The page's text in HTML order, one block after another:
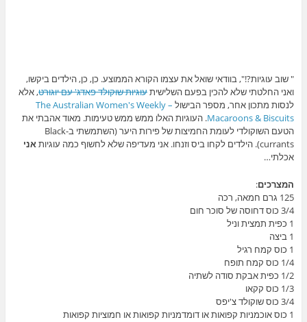
" שוב עוגיות?!", בוודאי שואל את עצמו הקורא הממוצע. כן, כן, הילדים ביקשו,
ואני החלטתי שלא להכין בפעם השלישיתעוגיות שוקולד פאדג' עם יוגורט, אלא
לנסות מתכון אחר, מספר הבישול The Australian Women's Weekly –
Macaroons & Biscuits. העוגיות האלו ממש ממש טעימות. מאוד אהבתי את
הטעם השוקולדי לעומת החמיצות של פירות היער (השתמשתי ב-Black
currants). הילדים לקחו ביס וזנחו. אני מעדיפה שלא לחשוף כמה עוגיות
אני
אכלתי…
המצרכים:
125 גרם חמאה, רכה
3/4 כוס דחוסה של סוכר חום
1 כפית תמצית וניל
1 ביצה
1 כוס קמח רגיל
1/4 כוס קמח תופח
1/2 כפית אבקת סודה לשתיה
1/3 כוס קקאו
3/4 כוס שוקולד צ'יפס
1 כוס אוכמניות קפואות או דומדמניות קפואות או חמוציות קפואות